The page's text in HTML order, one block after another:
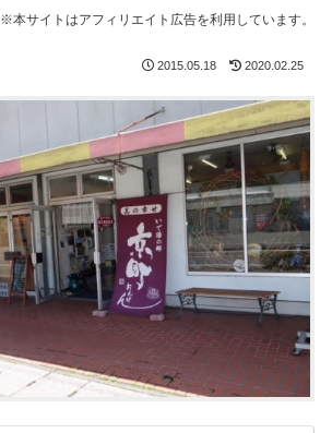
※本サイトはアフィリエイト広告を利用しています。
2015.05.18 2020.02.25